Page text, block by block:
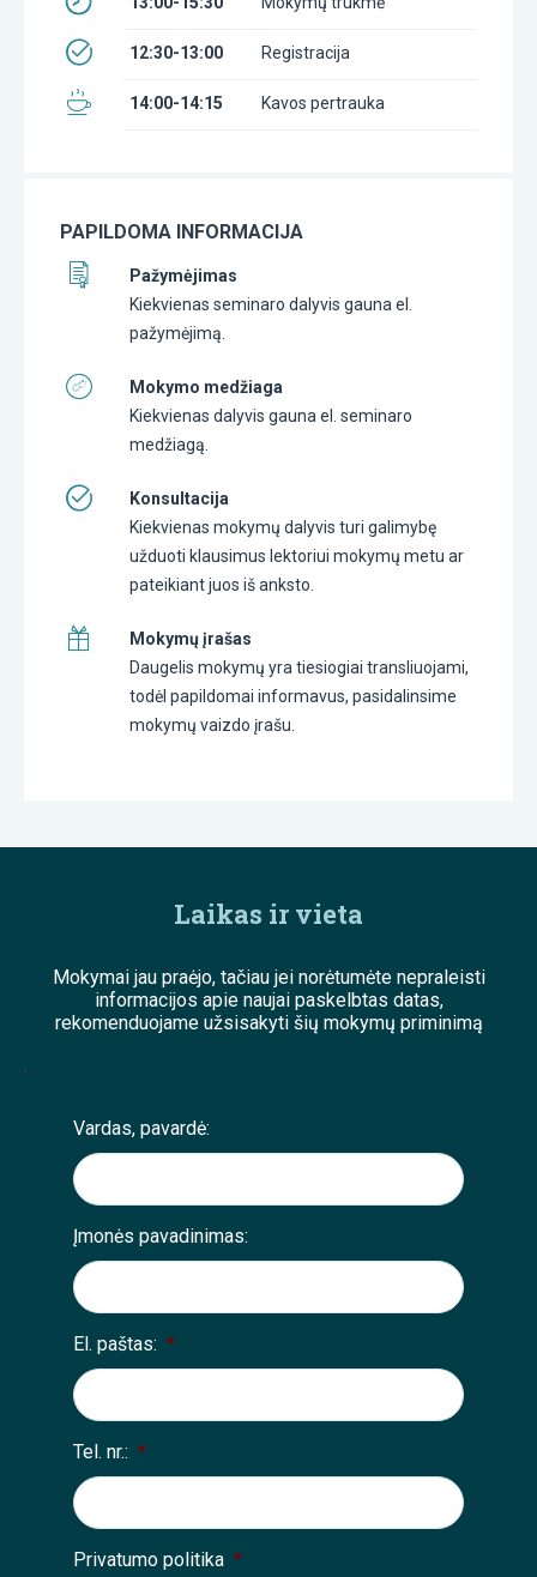
12:30-13:00 Registracija
14:00-14:15 Kavos pertrauka
PAPILDOMA INFORMACIJA
Pažymėjimas
Kiekvienas seminaro dalyvis gauna el.
pažymėjimą.
Mokymo medžiaga
Kiekvienas dalyvis gauna el. seminaro
medžiagą.
Konsultacija
Kiekvienas mokymų dalyvis turi galimybę
užduoti klausimus lektoriui mokymų metu ar
pateikiant juos iš anksto.
Mokymų įrašas
Daugelis mokymų yra tiesiogiai transliuojami,
todėl papildomai informavus, pasidalinsime
mokymų vaizdo įrašu.
Laikas ir vieta
Mokymai jau praėjo, tačiau jei norėtumėte nepraleisti
informacijos apie naujai paskelbtas datas,
rekomenduojame užsisakyti šių mokymų priminimą
;
Vardas, pavardė:
Įmonės pavadinimas:
El. paštas: *
Tel. nr.: *
Privatumo politika *